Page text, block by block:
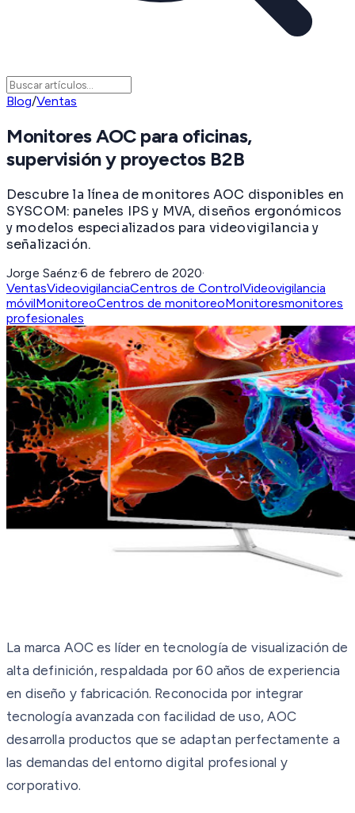
Blog/Ventas
Monitores AOC para oficinas,
supervisión y proyectos B2B
Descubre la línea de monitores AOC disponibles en
SYSCOM: paneles IPS y MVA, diseños ergonómicos
y modelos especializados para videovigilancia y
señalización.
Jorge Saénz·6 de febrero de 2020·
VentasVideovigilanciaCentros de ControlVideovigilancia
móvilMonitoreoCentros de monitoreoMonitoresmonitores
profesionales
La marca AOC es líder en tecnología de visualización de
alta definición, respaldada por 60 años de experiencia
en diseño y fabricación. Reconocida por integrar
tecnología avanzada con facilidad de uso, AOC
desarrolla productos que se adaptan perfectamente a
las demandas del entorno digital profesional y
corporativo.